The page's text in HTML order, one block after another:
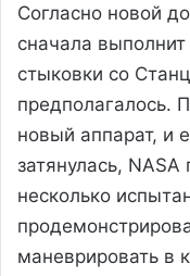
Согласно новой
сначала
стыковки со
предполагалось.
новый аппарат, и
затянулась,
несколько
маневрировать в